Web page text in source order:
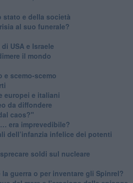
stato e della società
al suo funerale?
USA e Israele
il mondo
e scemo-scemo
europei e italiani
da diffondere
caos?"
era imprevedibile?
dell’infanzia infelice dei potenti
soldi sul nucleare
la guerra o per inventare gli Spinrel?